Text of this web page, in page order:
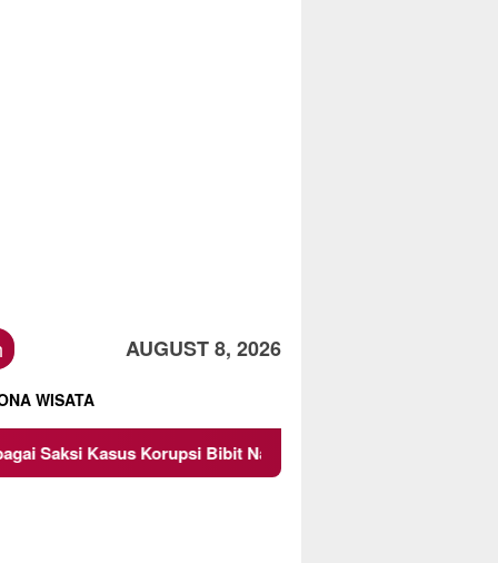
AUGUST 8, 2026
WISATA
Korupsi Bibit Nanas Sulsel Rp 52,4 Miliar